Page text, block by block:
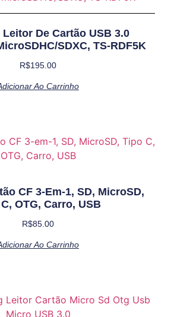
De Cartão USB 3.0
SDXC, TS-RDF5K
R$195.00
Ao Carrinho
CF 3-Em-1, SD, MicroSD,
OTG, Carro, USB
R$85.00
Ao Carrinho